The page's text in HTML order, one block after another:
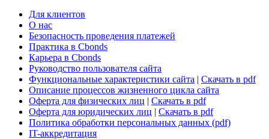
Для клиентов
О нас
Безопасность проведения платежей
Практика в Cbonds
Карьера в Cbonds
Руководство пользователя сайта
Функциональные характеристики сайта | Скачать в pdf
Описание процессов жизненного цикла сайта
Оферта для физических лиц | Скачать в pdf
Оферта для юридических лиц | Скачать в pdf
Политика обработки персональных данных (pdf)
IT-аккредитация